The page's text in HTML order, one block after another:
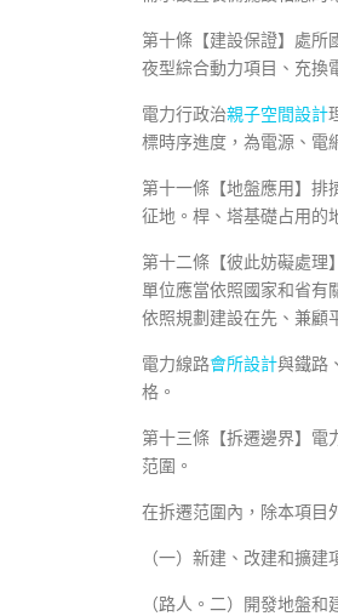
第十條【建設保證】處所
夜型綜合動力項目、充換
電力行政治親子空間設計
標時序進度，為電源、電
第十一條【地盤應用】排
征地。桿、塔基礎占用的
第十二條【彼此妨礙處理
單位應當依照國家和省有
依照規劃建設在先、兼顧
電力線路會所設計與鐵路
格。
第十三條【拆遷邊界】電
范圍。
在拆遷范圍內，除本項目
（一）新建、改建和擴建
（路人。二）開發地盤